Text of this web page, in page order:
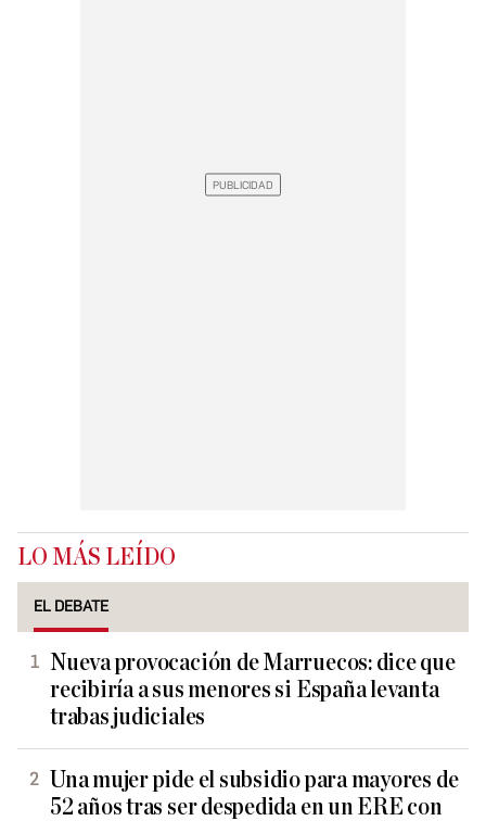
LO MÁS LEÍDO
EL DEBATE
Nueva provocación de Marruecos: dice que
recibiría a sus menores si España levanta
trabas judiciales
Una mujer pide el subsidio para mayores de
52 años tras ser despedida en un ERE con